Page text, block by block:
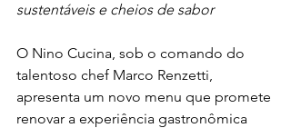
sustentáveis e cheios de sabor
O Nino Cucina, sob o comando do
talentoso chef Marco Renzetti,
apresenta um novo menu que promete
renovar a experiência gastronômica